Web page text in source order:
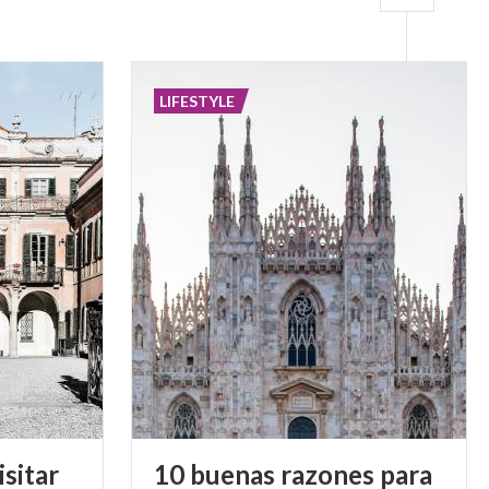
10 buenas razones para
LIFESTYLE